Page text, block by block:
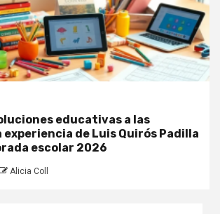
educativas a las
experiencia de Luis Quirós Padilla
escolar 2026
Alicia Coll